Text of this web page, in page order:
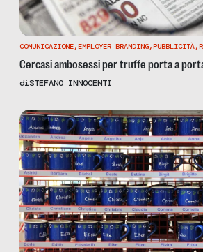
COMUNICAZIONE,EMPLOYER BRANDING,PUBBLICITÀ,
Cercasi ambosessi per truffe porta a
diSTEFANO INNOCENTI